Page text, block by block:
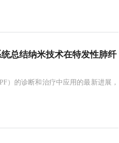
总结纳米技术在特发性肺纤
）的诊断和治疗中应用的最新进展，